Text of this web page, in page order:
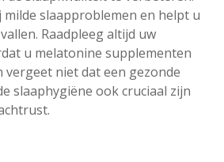
slaapproblemen en helpt u
Raadpleeg altijd uw
u melatonine supplementen
niet dat een gezonde
slaaphygiëne ook cruciaal zijn